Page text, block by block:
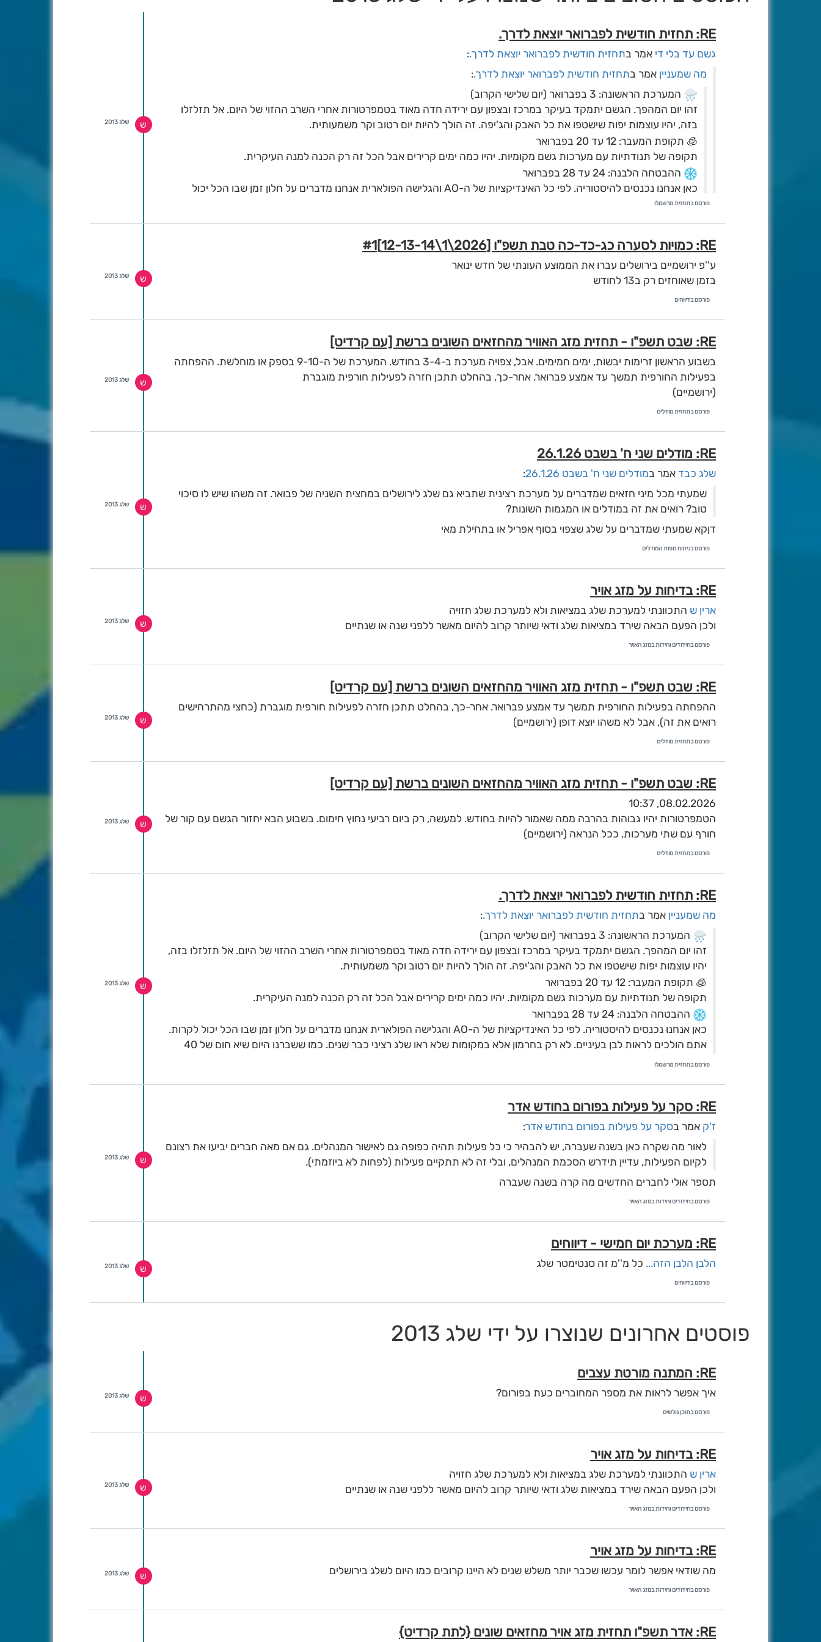
RE: תחזית חודשית לפברואר יוצאת לדרך.
גשם עד בלי די אמר בתחזית חודשית לפברואר יוצאת לדרך.:
מה שמעניין אמר בתחזית חודשית לפברואר יוצאת לדרך.:
️ המערכת הראשונה: 3 בפברואר (יום שלישי הקרוב)
זהו יום המהפך. הגשם יתמקד בעיקר במרכז ובצפון עם ירידה חדה מאוד בטמפרטורות אחרי השרב ההזוי של היום. אל תזלזלו
בזה, יהיו עוצמות יפות שישטפו את כל האבק והג'יפה. זה הולך להיות יום רטוב וקר משמעותית.
🧊 תקופת המעבר: 12 עד 20 בפברואר
תקופה של תנודתיות עם מערכות גשם מקומיות. יהיו כמה ימים קרירים אבל הכל זה רק הכנה למנה העיקרית.
️ ההבטחה הלבנה: 24 עד 28 בפברואר
כאן אנחנו נכנסים להיסטוריה. לפי כל האינדיקציות של ה-AO והגלישה הפולארית אנחנו מדברים על חלון זמן שבו הכל יכול
לקרות. אתם הולכים לראות לבן בעיניים. לא רק בחרמון אלא במקומות שלא ראו שלג רציני כבר שנים. כמו ששברנו היום שיא חום
החם כי אנחנו הולכים לאירוע של פעם בחיים.
טל שמאי
שיהיה ברור טל שמאי זה לא!!!!
פורסם בתחזית מרשמלו
ש שלג 2013
RE: כמויות לסערה כג-כד-כה טבת תשפ"ו [2026\1\12-13-14]#1
ע''פ ירושמיים בירושלים עברו את הממוצע העונתי של חדש ינואר
בזמן שאוחזים רק ב13 לחודש
פורסם בדיווחים
ש שלג 2013
RE: שבט תשפ"ו - תחזית מזג האוויר מהחזאים השונים ברשת [עם קרדיט]
בשבוע הראשון זרימות יבשות, ימים חמימים. אבל, צפויה מערכת ב-3-4 בחודש. המערכת של ה-9-10 בספק או מוחלשת. ההפחתה
בפעילות החורפית תמשך עד אמצע פברואר. אחר-כך, בהחלט תתכן חזרה לפעילות חורפית מוגברת
(ירושמיים)
פורסם בתחזית מודלים
ש שלג 2013
RE: מודלים שני ח' בשבט 26.1.26
שלג כבד אמר במודלים שני ח' בשבט 26.1.26
:
שמעתי מכל מיני חזאים שמדברים על מערכת רצינית שתביא גם שלג לירושלים במחצית השניה של פבואר. זה משהו שיש לו סיכוי
טוב? רואים את זה במודלים או המגמות השונות?
דןקא שמעתי שמדברים על שלג שצפוי בסוף אפריל או בתחילת מאי
פורסם בניתוח מפות המודלים
ש שלג 2013
RE: בדיחות על מזג אויר
ארין ש התכוונתי למערכת שלג במציאות ולא למערכת שלג חזויה
ולכן הפעם הבאה שירד במציאות שלג ודאי שיותר קרוב להיום מאשר ללפני שנה או שנתיים
פורסם בחידודים וחידות במזג האויר
ש שלג 2013
RE: שבט תשפ"ו - תחזית מזג האוויר מהחזאים השונים ברשת [עם קרדיט]
ההפחתה בפעילות החורפית תמשך עד אמצע פברואר. אחר-כך, בהחלט תתכן חזרה לפעילות חורפית מוגברת (כחצי מהתרחישים
רואים את זה), אבל לא משהו יוצא דופן (ירושמיים)
פורסם בתחזית מודלים
ש שלג 2013
RE: שבט תשפ"ו - תחזית מזג האוויר מהחזאים השונים ברשת [עם קרדיט]
08.02.2026, 10:37
הטמפרטורות יהיו גבוהות בהרבה ממה שאמור להיות בחודש. למעשה, רק ביום רביעי נחוץ חימום. בשבוע הבא יחזור הגשם עם קור של
חורף עם שתי מערכות, ככל הנראה (ירושמיים)
פורסם בתחזית מודלים
ש שלג 2013
RE: תחזית חודשית לפברואר יוצאת לדרך.
מה שמעניין אמר בתחזית חודשית לפברואר יוצאת לדרך.:
️ המערכת הראשונה: 3 בפברואר (יום שלישי הקרוב)
זהו יום המהפך. הגשם יתמקד בעיקר במרכז ובצפון עם ירידה חדה מאוד בטמפרטורות אחרי השרב ההזוי של היום. אל תזלזלו בזה,
יהיו עוצמות יפות שישטפו את כל האבק והג'יפה. זה הולך להיות יום רטוב וקר משמעותית.
🧊 תקופת המעבר: 12 עד 20 בפברואר
תקופה של תנודתיות עם מערכות גשם מקומיות. יהיו כמה ימים קרירים אבל הכל זה רק הכנה למנה העיקרית.
️ ההבטחה הלבנה: 24 עד 28 בפברואר
כאן אנחנו נכנסים להיסטוריה. לפי כל האינדיקציות של ה-AO והגלישה הפולארית אנחנו מדברים על חלון זמן שבו הכל יכול לקרות.
אתם הולכים לראות לבן בעיניים. לא רק בחרמון אלא במקומות שלא ראו שלג רציני כבר שנים. כמו ששברנו היום שיא חום של 40
שנה אנחנו נסגור את החודש עם שלג שישבור שיאי קור של עשורים.
טל שמאי
בקיצור ''הרוצה לשקר ירחיק עדותו''
פורסם בתחזית מרשמלו
ש שלג 2013
RE: סקר על פעילות בפורום בחודש אדר
ז'ק אמר בסקר על פעילות בפורום בחודש אדר:
לאור מה שקרה כאן בשנה שעברה, יש להבהיר כי כל פעילות תהיה כפופה גם לאישור המנהלים. גם אם מאה חברים יביעו את רצונם
לקיום הפעילות, עדיין תידרש הסכמת המנהלים, ובלי זה לא תתקיים פעילות (לפחות לא ביוזמתי).
תספר אולי לחברים החדשים מה קרה בשנה שעברה
פורסם בחידודים וחידות במזג האויר
ש שלג 2013
RE: מערכת יום חמישי - דיווחים
הלבן הלבן הזה... כל מ''מ זה סנטימטר שלג
פורסם בדיווחים
ש שלג 2013
פוסטים אחרונים שנוצרו על ידי שלג 2013
RE: המתנה מורטת עצבים
איך אפשר לראות את מספר המחוברים כעת בפורום?
פורסם בתוכן גולשים
ש שלג 2013
RE: בדיחות על מזג אויר
ארין ש התכוונתי למערכת שלג במציאות ולא למערכת שלג חזויה
ולכן הפעם הבאה שירד במציאות שלג ודאי שיותר קרוב להיום מאשר ללפני שנה או שנתיים
פורסם בחידודים וחידות במזג האויר
ש שלג 2013
RE: בדיחות על מזג אויר
מה שודאי אפשר לומר עכשו שכבר יותר משלש שנים לא היינו קרובים כמו היום לשלג בירושלים
פורסם בחידודים וחידות במזג האויר
ש שלג 2013
RE: אדר תשפ"ו תחזית מזג אויר מחזאים שונים {לתת קרדיט}